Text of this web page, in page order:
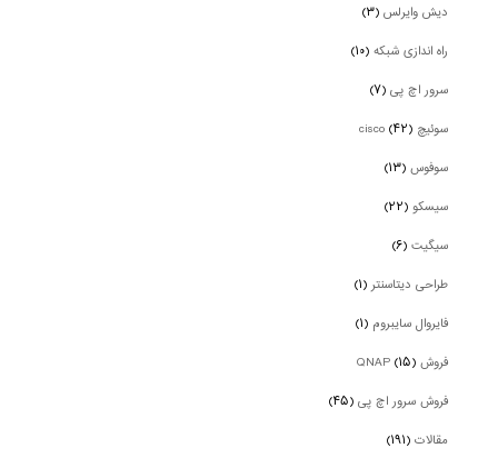
دیش وایرلس(۳)
راه اندازی شبکه(۱۰)
سرور اچ پی(۷)
سوئیچ cisco (۴۲)
سوفوس(۱۳)
سیسکو(۲۲)
سیگیت(۶)
طراحی دیتاسنتر(۱)
فایروال سایبروم (۱)
فروش QNAP (۱۵)
فروش سرور اچ پی(۴۵)
مقالات(۱۹۱)